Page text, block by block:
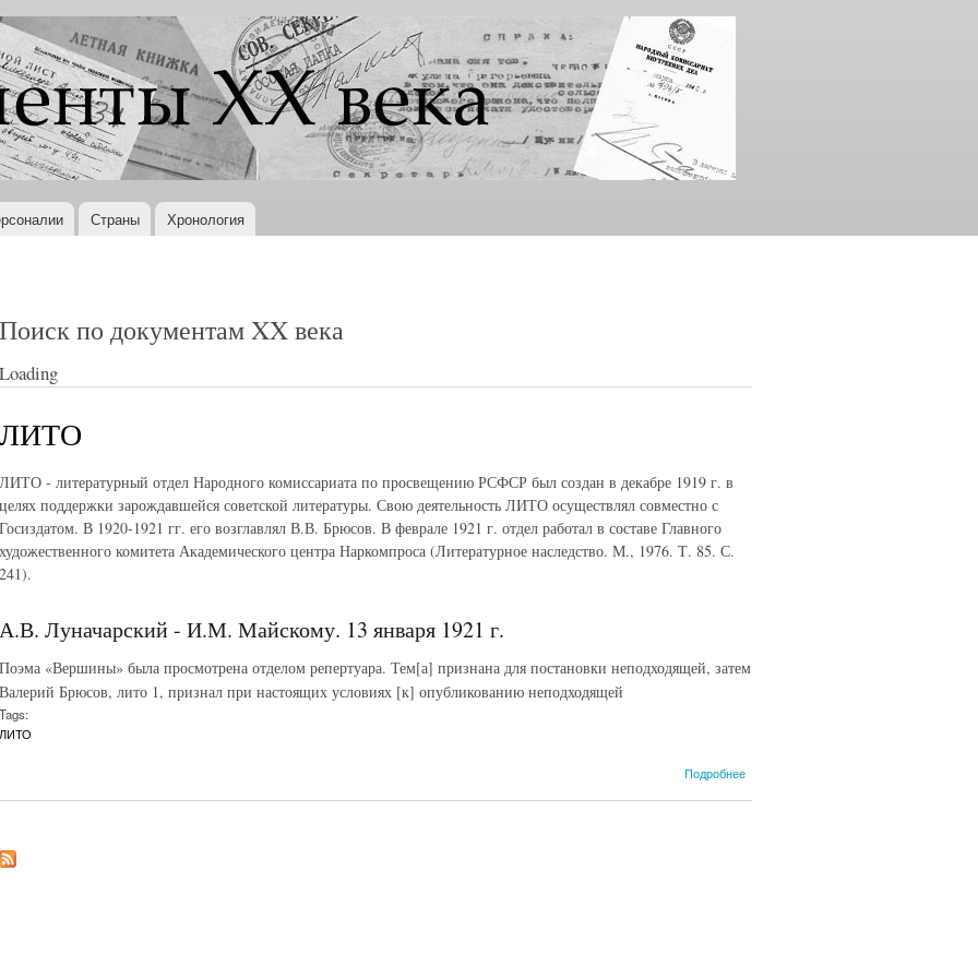
Перейти к
основному
содержанию
Страны Хронология
Поиск по документам XX века
Loading
ЛИТО
ЛИТО - литературный отдел Народного комиссариата по просвещению РСФСР был создан в декабре 1919 г. в
целях поддержки зарождавшейся советской литературы. Свою деятельность ЛИТО осуществлял совместно с
Госиздатом. В 1920-1921 гг. его возглавлял В.В. Брюсов. В феврале 1921 г. отдел работал в составе Главного
художественного комитета Академического центра Наркомпроса (Литературное наследство. М., 1976. Т. 85. С.
241).
А.В. Луначарский - И.М. Майскому. 13 января 1921 г.
Поэма «Вершины» была просмотрена отделом репертуара. Тем[а] признана для постановки неподходящей, затем
Валерий Брюсов, лито 1, признал при настоящих условиях [к] опубликованию неподходящей
Tags:
ЛИТО
Подробнее